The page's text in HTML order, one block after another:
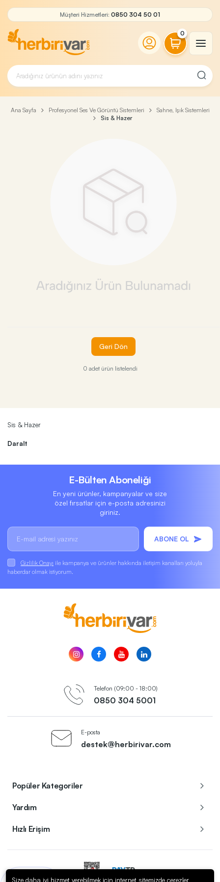
Müşteri Hizmetleri: 0850 304 50 01
0
Ana Sayfa Profesyonel Ses Ve Görüntü Sistemleri
Sahne, Işık Sistemleri
Sis & Hazer
Geri Dön
0 adet ürün listelendi
Sis & Hazer
Daralt
E-Bülten Aboneliği
En yeni ürünler, kampanyalar ve size
özel fırsatlar için e-posta adresinizi
giriniz.
ABONE OL
Gizlilik Onayı ile kampanya ve ürünler hakkında iletişim kanalları yoluyla
haberdar olmak istiyorum.
Telefon (09:00 - 18:00)
0850 304 5001
E-posta
destek@herbirivar.com
Popüler Kategoriler
Yardım
Hızlı Erişim
Size daha iyi hizmet verebilmek için internet sitemizde çerezler